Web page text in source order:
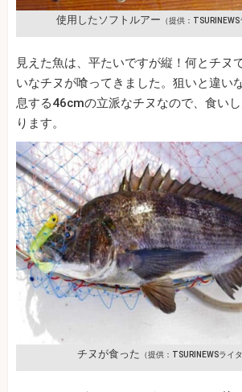
使用したソフトルアー （提供：
見えた魚は、平たいですが縦！何とチヌ
いなチヌが喰ってきました。狙いと違い
息する46cmの立派なチヌなので、食い
ります。
チヌが食った （提供：TSURINEWSライ